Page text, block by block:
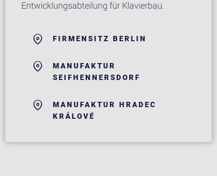
Entwicklungsabteilung für Klavierbau.
FIRMENSITZ BERLIN
MANUFAKTUR
SEIFHENNERSDORF
MANUFAKTUR HRADEC
KRÁLOVÉ